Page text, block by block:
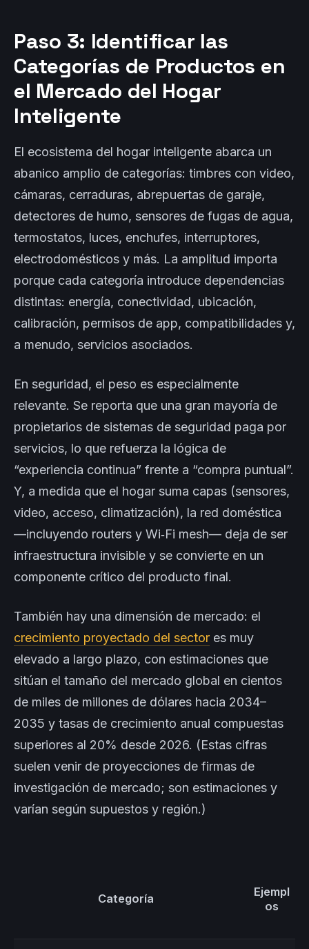
Paso 3: Identificar las
Categorías de Productos en
el Mercado del Hogar
Inteligente
El ecosistema del hogar inteligente abarca un
abanico amplio de categorías: timbres con video,
cámaras, cerraduras, abrepuertas de garaje,
detectores de humo, sensores de fugas de agua,
termostatos, luces, enchufes, interruptores,
electrodomésticos y más. La amplitud importa
porque cada categoría introduce dependencias
distintas: energía, conectividad, ubicación,
calibración, permisos de app, compatibilidades y,
a menudo, servicios asociados.
En seguridad, el peso es especialmente
relevante. Se reporta que una gran mayoría de
propietarios de sistemas de seguridad paga por
servicios, lo que refuerza la lógica de
“experiencia continua” frente a “compra puntual”.
Y, a medida que el hogar suma capas (sensores,
video, acceso, climatización), la red doméstica
—incluyendo routers y Wi‑Fi mesh— deja de ser
infraestructura invisible y se convierte en un
componente crítico del producto final.
También hay una dimensión de mercado: el
crecimiento proyectado del sector es muy
elevado a largo plazo, con estimaciones que
sitúan el tamaño del mercado global en cientos
de miles de millones de dólares hacia 2034–
2035 y tasas de crecimiento anual compuestas
superiores al 20% desde 2026. (Estas cifras
suelen venir de proyecciones de firmas de
investigación de mercado; son estimaciones y
varían según supuestos y región.)
Categoría
Ejempl
os